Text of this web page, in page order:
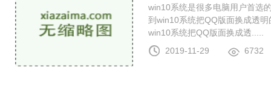
win10系统是很多电脑用户首选
到win10系统把QQ版面换成透
win10系统把QQ版面换成透.....
2019-11-29
6732